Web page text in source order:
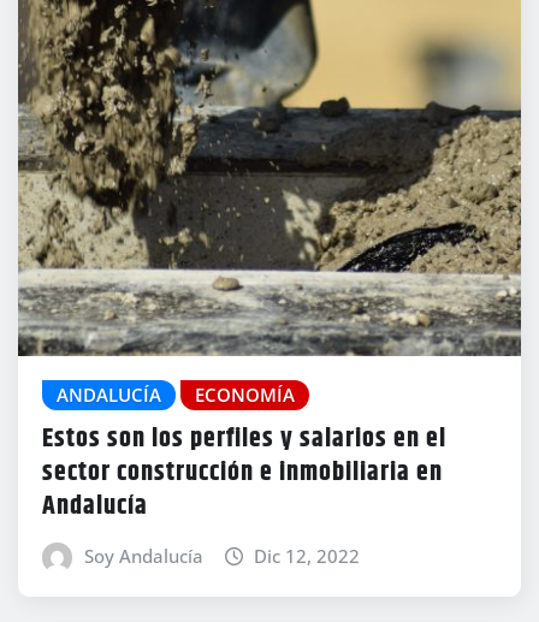
ANDALUCÍA ECONOMÍA
Estos son los perfiles y salarios en el
sector construcción e inmobiliaria en
Andalucía
Soy Andalucía Dic 12, 2022